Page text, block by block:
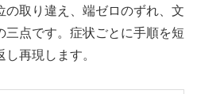
の取り違え、端ゼロのずれ、文
三点です。症状ごとに手順を短
再現します。